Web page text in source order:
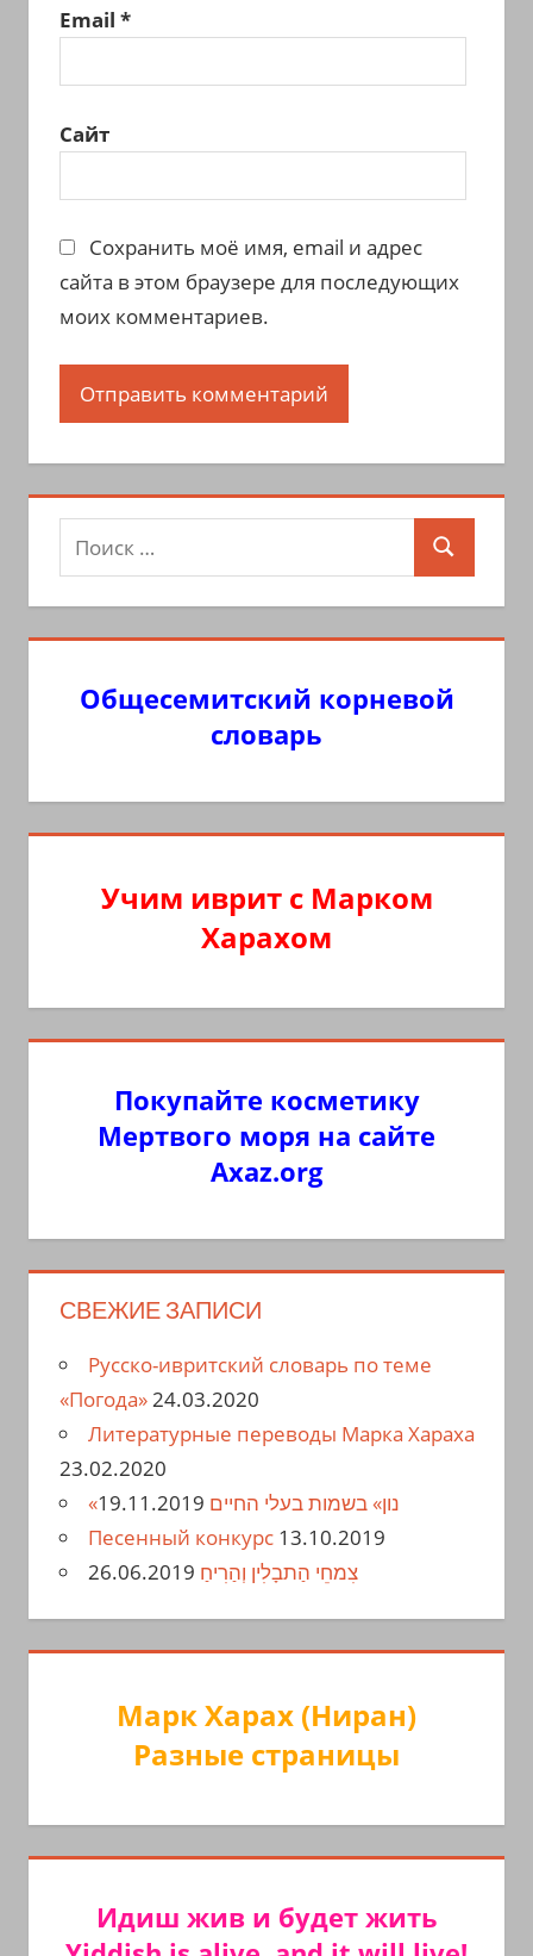
Email *
Сайт
Сохранить моё имя, email и адрес
сайта в этом браузере для последующих
моих комментариев.
Поиск
для:
Поиск
Общесемитский корневой
словарь
Учим иврит с Марком
Харахом
Покупайте косметику
Мертвого моря на сайте
Axaz.org
СВЕЖИЕ ЗАПИСИ
Русско-ивритский словарь по теме
«Погода»24.03.2020
Литературные переводы Марка Хараха
23.02.2020
«נון» בשמות בעלי החיים 19.11.2019
Песенный конкурс 13.10.2019
צִמחֵי הַתבָלִין וְהַרִיחַ 26.06.2019
Марк Харах (Ниран)
Разные страницы
Идиш жив и будет жить